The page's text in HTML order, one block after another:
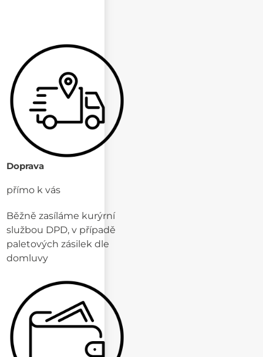
Doprava
přímo k vás
Běžně zasíláme kurýrní
službou DPD, v případě
paletových zásilek dle
domluvy